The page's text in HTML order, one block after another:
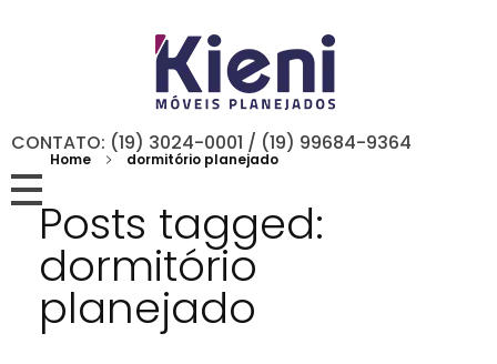
CONTATO: (19) 3024-0001 / (19) 99684-9364
Home dormitório planejado
Posts tagged:
dormitório
planejado